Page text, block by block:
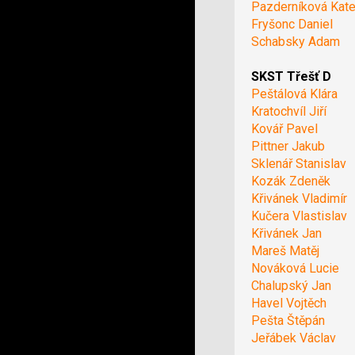
Pazderníková
Fryšonc Daniel
Schabsky Adam
SKST Třešť D
Peštálová Klára
Kratochvíl Jiří
Kovář Pavel
Pittner Jakub
Sklenář Stanislav
Kozák Zdeněk
Křivánek Vladimír
Kučera Vlastislav
Křivánek Jan
Mareš Matěj
Nováková Lucie
Chalupský Jan
Havel Vojtěch
Pešta Štěpán
Jeřábek Václav